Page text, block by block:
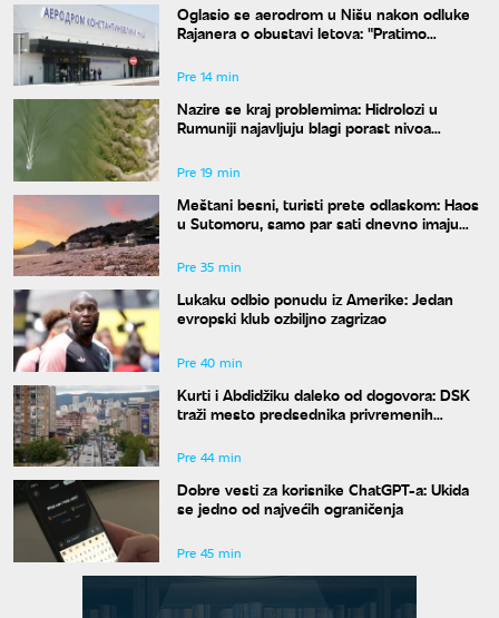
Oglasio se aerodrom u Nišu nakon odluke
Rajanera o obustavi letova: "Pratimo
Pre 14 min
Nazire se kraj problemima: Hidrolozi u
Rumuniji najavljuju blagi porast nivoa
Pre 19 min
Meštani besni, turisti prete odlaskom: Haos
u Sutomoru, samo par sati dnevno imaju
Pre 35 min
Lukaku odbio ponudu iz Amerike: Jedan
evropski klub ozbiljno zagrizao
Pre 40 min
Kurti i Abdidžiku daleko od dogovora: DSK
traži mesto predsednika privremenih
Pre 44 min
Dobre vesti za korisnike ChatGPT-a: Ukida
se jedno od najvećih ograničenja
Pre 45 min